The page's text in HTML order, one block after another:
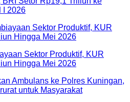
I 2026
Sektor Produktif, KUR
Hingga Mei 2026